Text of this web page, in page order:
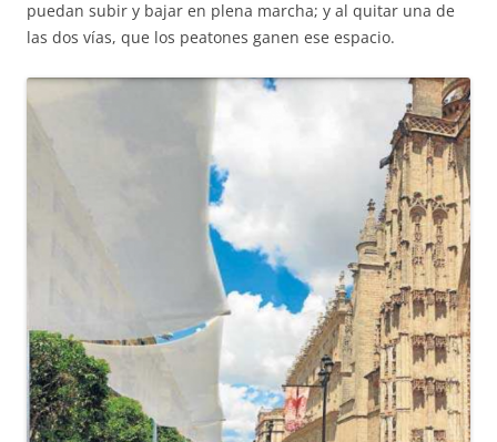
puedan subir y bajar en plena marcha; y al quitar una de
las dos vías, que los peatones ganen ese espacio.